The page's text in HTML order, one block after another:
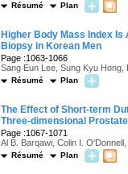
Résumé Plan
Higher Body Mass Index
Biopsy in Korean Men
Page :1063-1066
Sang Eun Lee, Sung Kyu
Résumé Plan
The Effect of Short-term
Three-dimensional
Page :1067-1071
Al B. Barqawi, Colin I.
Résumé Plan